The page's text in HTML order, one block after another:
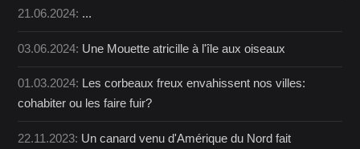
21.06.2024: ...
03.06.2024: Une Mouette atricille à l'île aux oiseaux
01.03.2024: Les corbeaux freux envahissent nos villes:
cohabiter ou les faire fuir?
22.11.2023: Un canard venu d'Amérique du Nord fait